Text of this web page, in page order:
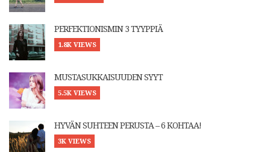
PERFEKTIONISMIN 3 TYYPPIÄ
1.8K VIEWS
MUSTASUKKAISUUDEN SYYT
5.5K VIEWS
HYVÄN SUHTEEN PERUSTA – 6 KOHTAA!
3K VIEWS